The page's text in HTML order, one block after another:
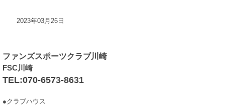
2023年03月26日
ファンズスポーツクラブ川崎
FSC川崎
TEL:070-6573-8631
●クラブハウス